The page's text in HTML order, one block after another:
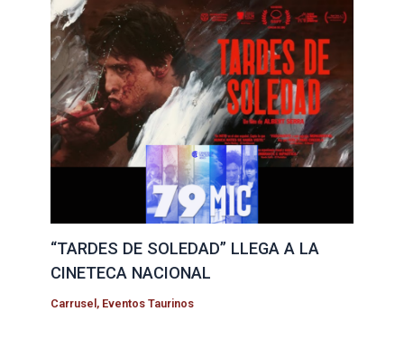
“TARDES DE SOLEDAD” LLEGA A LA
CINETECA NACIONAL
Carrusel , Eventos Taurinos